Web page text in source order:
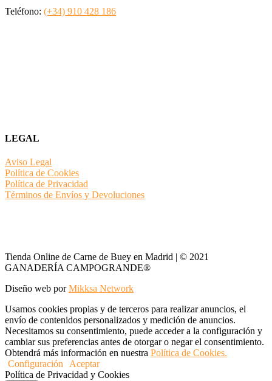
Teléfono: (+34) 910 428 186
LEGAL
Aviso Legal
Política de Cookies
Política de Privacidad
Términos de Envíos y Devoluciones
Tienda Online de Carne de Buey en Madrid | © 2021
GANADERÍA CAMPOGRANDE®
Diseño web porMikksa Network
Usamos cookies propias y de terceros para realizar anuncios, el
envío de contenidos personalizados y medición de anuncios.
Necesitamos su consentimiento, puede acceder a la configuración y
cambiar sus preferencias antes de otorgar o negar el consentimiento.
Obtendrá más información en nuestra Política de Cookies.
Configuración Aceptar
Política de Privacidad y Cookies